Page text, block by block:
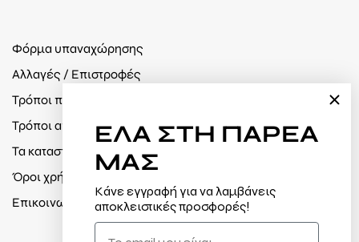
Φόρμα υπαναχώρησης
Αλλαγές / Επιστροφές
Τρόποι πληρωμής
Τρόποι αποστολής
Τα καταστήματά μας
Όροι χρήσης / Πολιτική απορρήτου
Επικοινωνία
ΕΛΑ ΣΤΗ ΠΑΡΕΑ
ΜΑΣ
Κάνε εγγραφή για να λαμβάνεις
αποκλειστικές προσφορές!